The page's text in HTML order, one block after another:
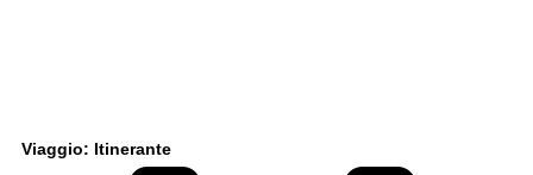
Viaggio: Itinerante